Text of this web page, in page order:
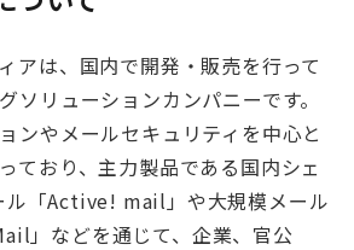
アは、国内で開発・販売を行って
ソリューションカンパニーです。
ンやメールセキュリティを中心と
ており、主力製品である国内シェ
ル「Active! mail」や大規模メール
」などを通じて、企業、官公